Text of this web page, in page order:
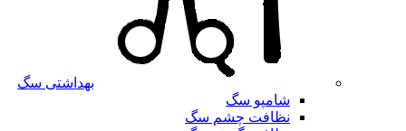
بهداشتی سگ
شامپو سگ
نظافت چشم سگ